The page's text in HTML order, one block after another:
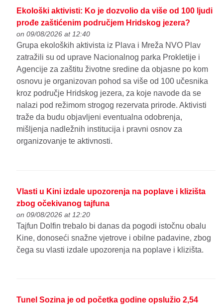
Ekološki aktivisti: Ko je dozvolio da više od 100 ljudi
prođe zaštićenim područjem Hridskog jezera?
on 09/08/2026 at 12:40
Grupa ekoloških aktivista iz Plava i Mreža NVO Plav
zatražili su od uprave Nacionalnog parka Prokletije i
Agencije za zaštitu životne sredine da objasne po kom
osnovu je organizovan pohod sa više od 100 učesnika
kroz područje Hridskog jezera, za koje navode da se
nalazi pod režimom strogog rezervata prirode. Aktivisti
traže da budu objavljeni eventualna odobrenja,
mišljenja nadležnih institucija i pravni osnov za
organizovanje te aktivnosti.
Vlasti u Kini izdale upozorenja na poplave i klizišta
zbog očekivanog tajfuna
on 09/08/2026 at 12:20
Tajfun Dolfin trebalo bi danas da pogodi istočnu obalu
Kine, donoseći snažne vjetrove i obilne padavine, zbog
čega su vlasti izdale upozorenja na poplave i klizišta.
Tunel Sozina je od početka godine opslužio 2,54